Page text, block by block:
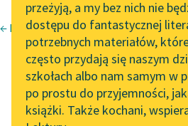
online z tłumaczkami
literatury skandynawskiej
Spotkanie z Katarzyną
Tunkiel w Oslo
102. lata temu zmarł
Joseph Conrad
przeżyją, a my bez nich nie
dostępu do fantastycznej
potrzebnych materiałów,
często przydają się naszym
szkołach albo nam samym w
po prostu do przyjemności,
książki. Także kochani,
← Były czasyKonstanty Ildefons
Teatrzyk
ma zaszczyt